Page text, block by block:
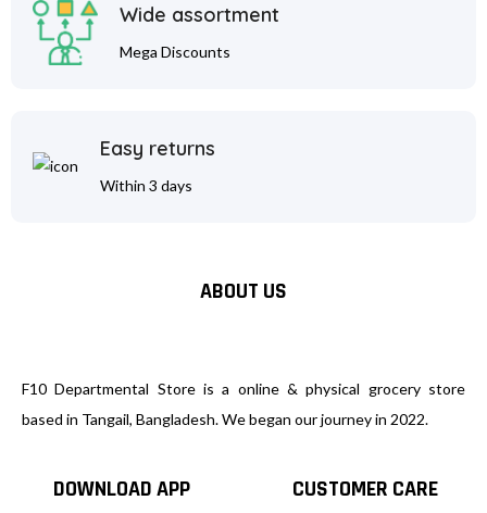
Wide assortment
Mega Discounts
Easy returns
Within 3 days
ABOUT US
F10 Departmental Store is a online & physical grocery store
based in Tangail, Bangladesh. We began our journey in 2022.
DOWNLOAD APP CUSTOMER CARE